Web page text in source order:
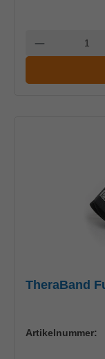
Anzahl
TheraBand
Artikelnummer: